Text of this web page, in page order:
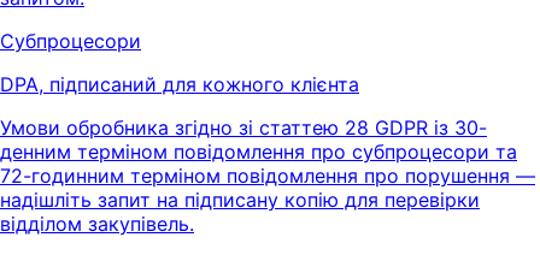
Субпроцесори
DPA, підписаний для кожного клієнта
Умови обробника згідно зі статтею 28 GDPR із 30-
денним терміном повідомлення про субпроцесори та
72-годинним терміном повідомлення про порушення —
надішліть запит на підписану копію для перевірки
відділом закупівель.